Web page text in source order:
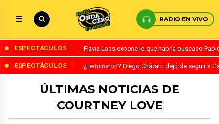
RADIO EN VIVO
ESPECTÁCULOS Flavia Laos expone lo que habría buscado
ESPECTÁCULOS ¿Terminaron? Diego Chávarri dejó de seguir a
ÚLTIMAS NOTICIAS DE
COURTNEY LOVE